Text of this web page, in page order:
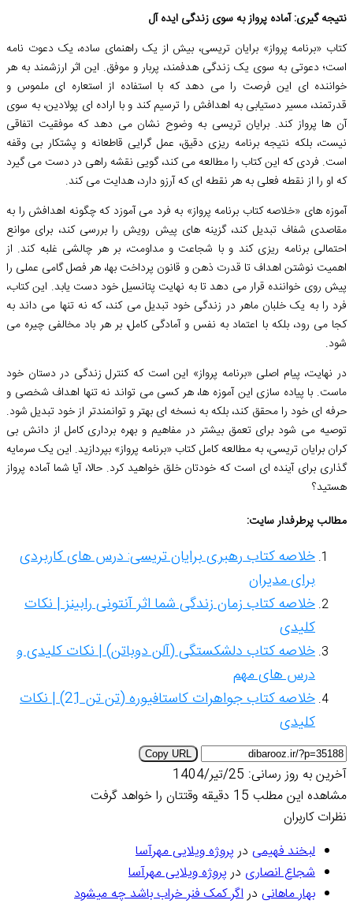
نتیجه گیری: آماده پرواز به سوی زندگی ایده آل
کتاب «برنامه پرواز» برایان تریسی، بیش از یک راهنمای ساده، یک دعوت نامه
است؛ دعوتی به سوی یک زندگی هدفمند، پربار و موفق. این اثر ارزشمند به هر
خواننده ای این فرصت را می دهد که با استفاده از استعاره ای ملموس و
قدرتمند، مسیر دستیابی به اهدافش را ترسیم کند و با اراده ای پولادین، به سوی
آن ها پرواز کند. برایان تریسی به وضوح نشان می دهد که موفقیت اتفاقی
نیست، بلکه نتیجه برنامه ریزی دقیق، عمل گرایی قاطعانه و پشتکار بی وقفه
است. فردی که این کتاب را مطالعه می کند، گویی نقشه راهی در دست می گیرد
که او را از نقطه فعلی به هر نقطه ای که آرزو دارد، هدایت می کند.
آموزه های «خلاصه کتاب برنامه پرواز» به فرد می آموزد که چگونه اهدافش را به
مقاصدی شفاف تبدیل کند، گزینه های پیش رویش را بررسی کند، برای موانع
احتمالی برنامه ریزی کند و با شجاعت و مداومت، بر هر چالشی غلبه کند. از
اهمیت نوشتن اهداف تا قدرت ذهن و قانون پرداخت بها، هر فصل گامی عملی را
پیش روی خواننده قرار می دهد تا به نهایت پتانسیل خود دست یابد. این کتاب،
فرد را به یک خلبان ماهر در زندگی خود تبدیل می کند، که نه تنها می داند به
کجا می رود، بلکه با اعتماد به نفس و آمادگی کامل، بر هر باد مخالفی چیره می
شود.
در نهایت، پیام اصلی «برنامه پرواز» این است که کنترل زندگی در دستان خود
ماست. با پیاده سازی این آموزه ها، هر کسی می تواند نه تنها اهداف شخصی و
حرفه ای خود را محقق کند، بلکه به نسخه ای بهتر و توانمندتر از خود تبدیل شود.
توصیه می شود برای تعمق بیشتر در مفاهیم و بهره برداری کامل از دانش بی
کران برایان تریسی، به مطالعه کامل کتاب «برنامه پرواز» بپردازید. این یک سرمایه
گذاری برای آینده ای است که خودتان خلق خواهید کرد. حالا، آیا شما آماده پرواز
هستید؟
مطالب پرطرفدار سایت:
خلاصه کتاب رهبری برایان تریسی: درس های کاربردی
برای مدیران
خلاصه کتاب زمان زندگی شما اثر آنتونی رابینز | نکات
کلیدی
خلاصه کتاب دلشکستگی (آلن دوباتن) | نکات کلیدی و
درس های مهم
خلاصه کتاب جواهرات کاستافیوره (تن تن 21) | نکات
کلیدی
Copy URL
آخرین به روز رسانی: 25/تیر/1404
مشاهده این مطلب 15 دقیقه وقتتان را خواهد گرفت
نظرات کاربران
لبخند فهیمی درپروژه‌ ویلایی مهرآسا
شجاع انصاری درپروژه‌ ویلایی مهرآسا
بهار ماهانی دراگر کمک فنر خراب باشد چه میشود